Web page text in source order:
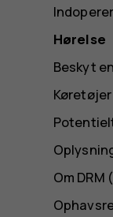
Hørelse
Beskyt
Køretøjer
Om